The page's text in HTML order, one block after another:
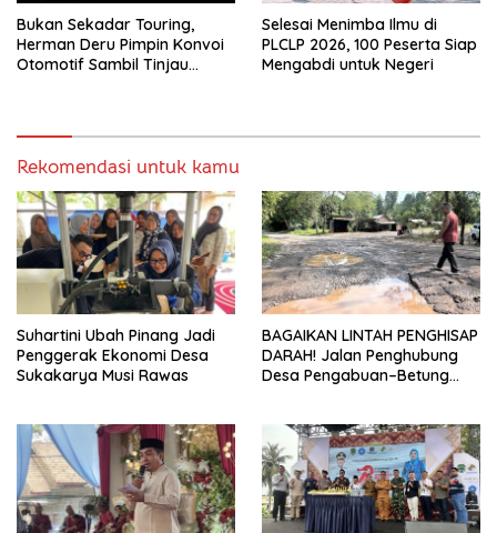
Bukan Sekadar Touring,
Herman Deru Pimpin Konvoi
Otomotif Sambil Tinjau
Selesai Menimba Ilmu di
PLCLP 2026, 100 Peserta Siap
Mengabdi untuk Negeri
Rekomendasi untuk kamu
Suhartini Ubah Pinang Jadi
Penggerak Ekonomi Desa
Sukakarya Musi Rawas
BAGAIKAN LINTAH PENGHISAP
DARAH! Jalan Penghubung
Desa Pengabuan–Betung
Kerok